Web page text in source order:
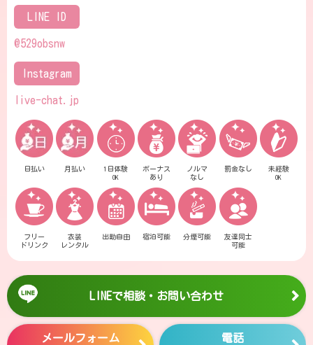
LINE ID
@529obsnw
Instagram
live-chat.jp
日払い 月払い
1日体験
OK
ボーナス
あり
ノルマ
なし
罰金なし
未経験
OK
フリー
ドリンク
衣装
レンタル
出勤自由 宿泊可能 分煙可能
友達同士
可能
LINEで相談・お問い合わせ
メールフォーム 電話